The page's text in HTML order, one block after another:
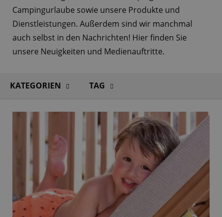
Campingurlaube sowie unsere Produkte und
Dienstleistungen. Außerdem sind wir manchmal
auch selbst in den Nachrichten! Hier finden Sie
unsere Neuigkeiten und Medienauftritte.
KATEGORIEN TAG